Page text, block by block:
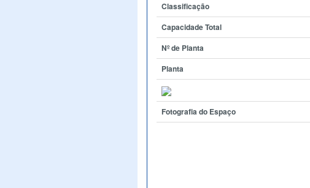
Classificação
Capacidade Total
Nº de Planta
Planta
Fotografia do Espaço